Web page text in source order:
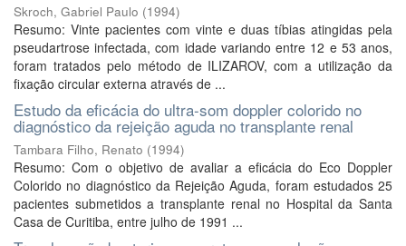
Skroch, Gabriel Paulo (1994)
Resumo: Vinte pacientes com vinte e duas tíbias atingidas pela
pseudartrose infectada, com idade variando entre 12 e 53 anos,
foram tratados pelo método de ILIZAROV, com a utilização da
fixação circular externa através de ...
Estudo da eficácia do ultra-som doppler colorido no
diagnóstico da rejeição aguda no transplante renal
Tambara Filho, Renato (1994)
Resumo: Com o objetivo de avaliar a eficácia do Eco Doppler
Colorido no diagnóstico da Rejeição Aguda, foram estudados 25
pacientes submetidos a transplante renal no Hospital da Santa
Casa de Curitiba, entre julho de 1991 ...